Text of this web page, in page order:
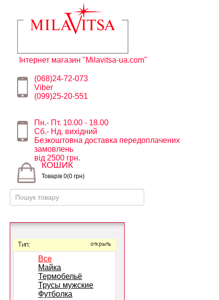
Інтернет магазин "Milavitsa-ua.com"
(068)24-72-073
Viber
(099)25-20-551
Пн.- Пт. 10.00 - 18.00
Сб.- Нд. вихідний
Безкоштовна доставка передоплачених
замовлень
від 2500 грн.
КОШИК
Товарів 0(0 грн)
Тип: открыть
Все
Майка
Термобельё
Трусы мужские
Футболка